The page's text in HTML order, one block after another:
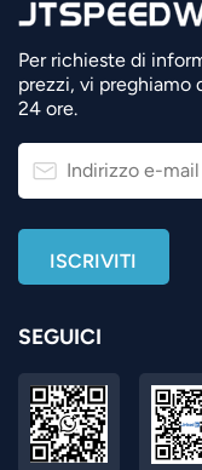
Per richieste di
prezzi, vi
24 ore.
SEGUICI